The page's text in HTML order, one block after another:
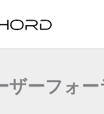
ザーフォー